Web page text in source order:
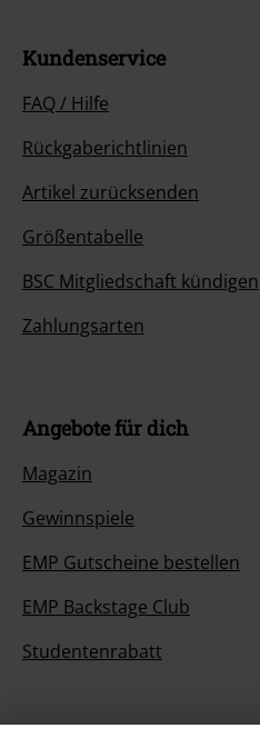
Kundenservice
FAQ / Hilfe
Rückgaberichtlinien
Artikel zurücksenden
Größentabelle
BSC Mitgliedschaft kündigen
Zahlungsarten
Angebote für dich
Magazin
Gewinnspiele
EMP Gutscheine bestellen
EMP Backstage Club
Studentenrabatt